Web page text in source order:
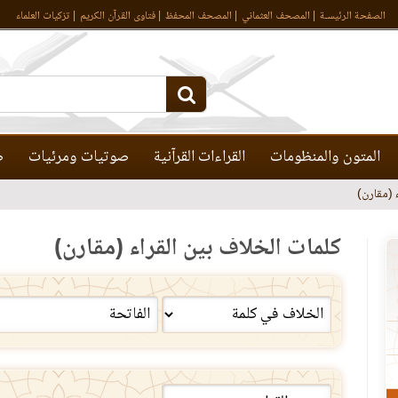
الصفحة الرئيسـة المصحف العثماني المصحف المحفظ فتاوى القرآن الكريم تزكيات العلماء
المتون والمنظومات القراءات القرآنية صوتيات ومرئيات
(مقارن)
كلمات الخلاف بين القراء (مقارن)